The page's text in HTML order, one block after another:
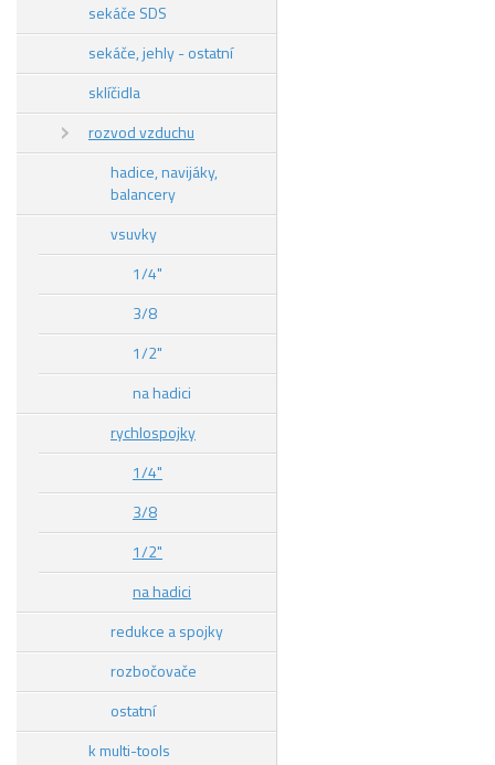
sekáče SDS
sekáče, jehly - ostatní
sklíčidla
rozvod vzduchu
hadice, navijáky,
balancery
vsuvky
1/4"
3/8
1/2"
na hadici
rychlospojky
1/4"
3/8
1/2"
na hadici
redukce a spojky
rozbočovače
ostatní
k multi-tools